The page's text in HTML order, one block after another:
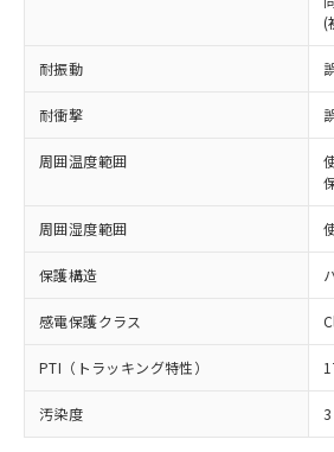
(
耐振動
耐衝撃
周囲温度範囲
周囲湿度範囲
保護構造
感電保護クラス
PTI（トラッキング特性）
汚染度
正式な納期状況および
様のお取引先、または
ムロン制御機器販売店
オムロン制御機器販売
販売ネットワーク
事前の承諾なく第三者
示しないようお願いしま
マイパーツ機能（部品リ
ビス）をご利用いただく
メンバーズにご登録さ
あります。
お客様が当ウェブサイ
登録された部品リスト
および当社の共同利用者
(PBDE) 1000ppm以下、フタル酸ビス
ル) (DEHP)(別名：DOP) 1000ppm以下
（DBP） 1000ppm以下、フタル酸
但し、RoHS指令で産業用監視および
フタル酸エステル類の４物質について
図的な使用がないことを確認していま
※2 対応予定月
部品在庫の切り替え状況など
月が前後することがあります
※3 非含有証明書ダウン
ニル類) : 1000ppm、 PBDEs(ポリ臭化
イソブチル) : 1000ppm、 BBP(フタル
DEHP(フタル酸ビス(2-エチルヘキシ
「ｅ」：有害物質（10物質）
準値以下であることを示しま
「10」：通常の使用状況下に
質が外部に漏えいし、環境に
及ぼさない年数を意味します
い合わせください。
当社は規制貨物を破棄す
全に破砕するなど、違
いよう必要な手段を講じ
当社は貴社製品を、核兵
ル、化学兵器、生物兵
武器並びにこれらの製
当社は、貴社製品を第
場合は、上記1、2およ
該第三者に通知します
販売先および販売に係
り引きをいたしません。
一定数以上の在庫あ
一定数には満たな
在庫なし(最新の在
いては、お客様の
たはお客様担当の
機器販売店・当社
白
受注生産機種、ま
情報を公開していな